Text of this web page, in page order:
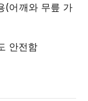
(어깨와 무릎 가
안전함